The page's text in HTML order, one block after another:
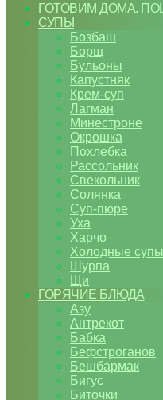
ГОТОВИМ ДОМА.
СУПЫ
Бозбаш
Борщ
Бульоны
Капустняк
Крем-суп
Лагман
Минестроне
Окрошка
Похлебка
Рассольник
Свекольник
Солянка
Суп-пюре
Уха
Харчо
Холодные супы
Шурпа
Щи
ГОРЯЧИЕ БЛЮДА
Азу
Антрекот
Бабка
Бефстроганов
Бешбармак
Бигус
Биточки